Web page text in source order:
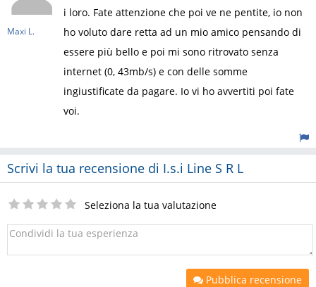
Maxi L.
i loro. Fate attenzione che poi ve ne pentite, io non
ho voluto dare retta ad un mio amico pensando di
essere più bello e poi mi sono ritrovato senza
internet (0, 43mb/s) e con delle somme
ingiustificate da pagare. Io vi ho avvertiti poi fate
voi.
Scrivi la tua recensione di I.s.i Line S R L
Seleziona la tua valutazione
Pubblica recensione